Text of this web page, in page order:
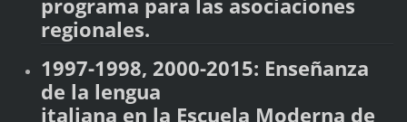
programa para las asociaciones
regionales.
1997-1998, 2000-2015: Enseñanza
de la lengua
italiana en la Escuela Moderna de